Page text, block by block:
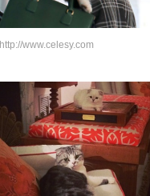
http://www.celesy.com